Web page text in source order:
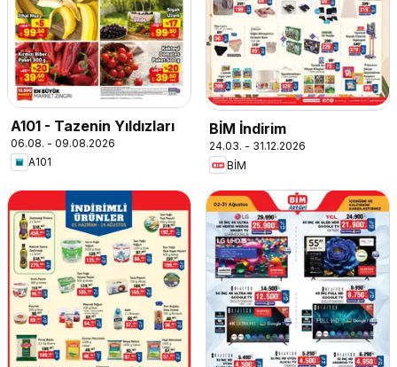
A101 - Tazenin Yıldızları
06.08. - 09.08.2026
A101
BİM İndirim
24.03. - 31.12.2026
BİM